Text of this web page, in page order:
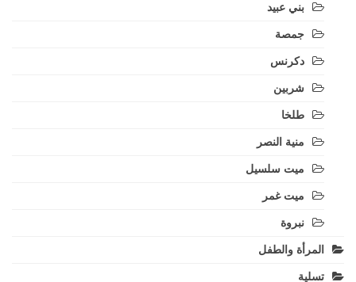
بني عبيد
جمصة
دكرنس
شربين
طلخا
منية النصر
ميت سلسيل
ميت غمر
نبروة
المرأة والطفل
تسلية